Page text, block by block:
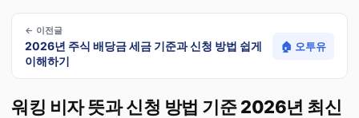
← 이전글
2026년 주식 배당금 세금 기준과 신청 방법 쉽게
이해하기
🏠 오투유
워킹 비자 뜻과 신청 방법 기준 2026년 최신